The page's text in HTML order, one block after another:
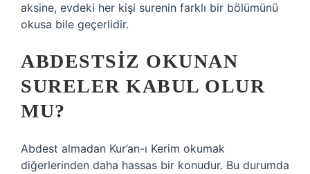
aksine, evdeki her kişi surenin farklı bir bölümünü
okusa bile geçerlidir.
ABDESTSIZ OKUNAN
SURELER KABUL OLUR
MU?
Abdest almadan Kur’an-ı Kerim okumak
diğerlerinden daha hassas bir konudur. Bu durumda